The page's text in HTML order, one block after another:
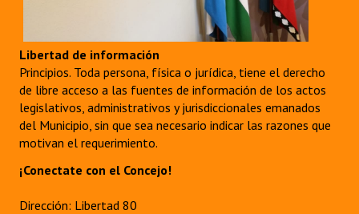
Libertad de información
Principios. Toda persona, física o jurídica, tiene el derecho
de libre acceso a las fuentes de información de los actos
legislativos, administrativos y jurisdiccionales emanados
del Municipio, sin que sea necesario indicar las razones que
motivan el requerimiento.
¡Conectate con el Concejo!
Dirección: Libertad 80